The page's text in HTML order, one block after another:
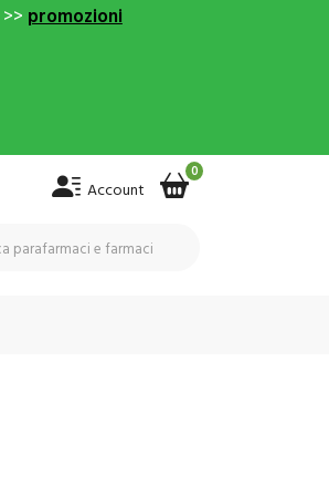
promozioni
Account
0